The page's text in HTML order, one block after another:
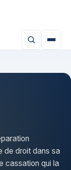
de droit dans sa
cassation qui la